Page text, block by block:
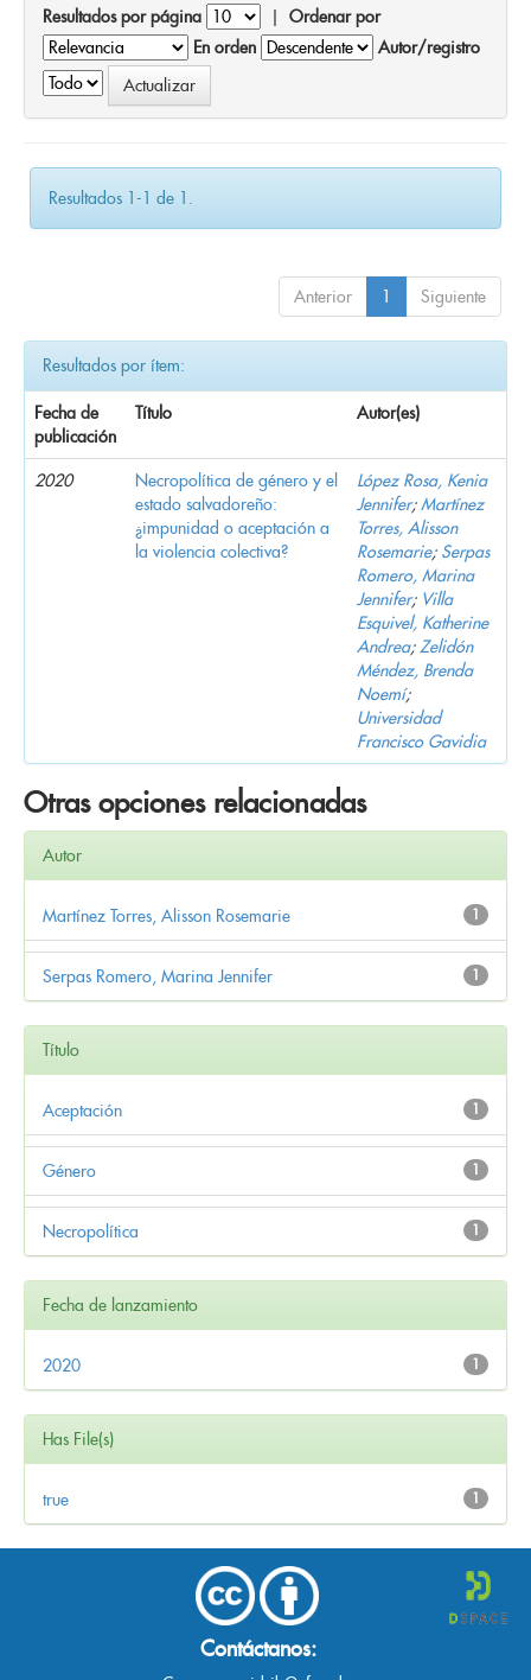
Resultados por página | Ordenar por
En orden
Autor/registro
Resultados 1-1 de 1.
Anterior 1 Siguiente
Resultados por ítem:
Fecha de
publicación
Título Autor(es)
2020
Necropolítica de género y el
estado salvadoreño:
¿impunidad o aceptación a
la violencia colectiva?
López Rosa, Kenia
Jennifer;Martínez
Torres, Alisson
Rosemarie; Serpas
Romero, Marina
Jennifer; Villa
Esquivel, Katherine
Andrea; Zelidón
Méndez, Brenda
Noemí;
Universidad
Francisco Gavidia
Otras opciones relacionadas
Autor
1
Martínez Torres, Alisson Rosemarie
1
Serpas Romero, Marina Jennifer
Título
1
Aceptación
1
Género
1
Necropolítica
Fecha de lanzamiento
1
2020
Has File(s)
1
true
Contáctanos: